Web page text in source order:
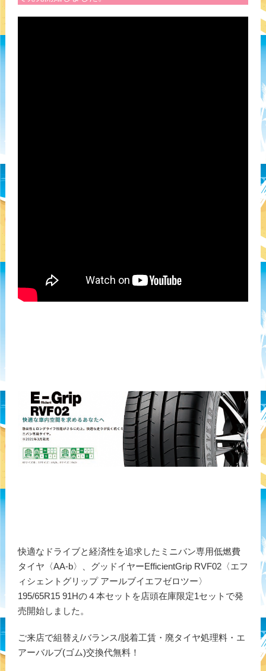
快適なドライブと経済性を追求したミニバン専用低燃費
タイヤ〈AA-b〉、グッドイヤーEfficientGrip RVF02〈エフ
ィシェントグリップ アールブイエフゼロツー〉
195/65R15 91Hの４本セットを店頭在庫限定1セットで発
売開始しました。
ご来店で組替え/バランス/脱着工賃・廃タイヤ処理料・エ
アーバルブ(ゴム)交換代無料！